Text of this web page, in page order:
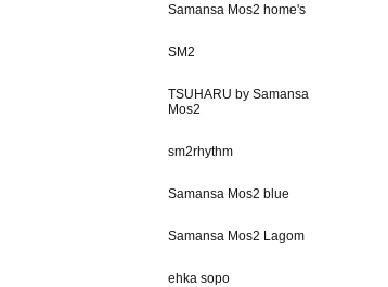
Samansa Mos2 home's
SM2
TSUHARU by Samansa
Mos2
sm2rhythm
Samansa Mos2 blue
Samansa Mos2 Lagom
ehka sopo